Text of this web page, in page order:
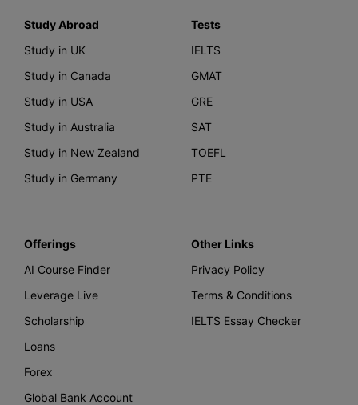
Study Abroad
Study in UK
Study in Canada
Study in USA
Study in Australia
Study in New Zealand
Study in Germany
Tests
IELTS
GMAT
GRE
SAT
TOEFL
PTE
Offerings
AI Course Finder
Leverage Live
Scholarship
Loans
Forex
Global Bank Account
Other Links
Privacy Policy
Terms & Conditions
IELTS Essay Checker